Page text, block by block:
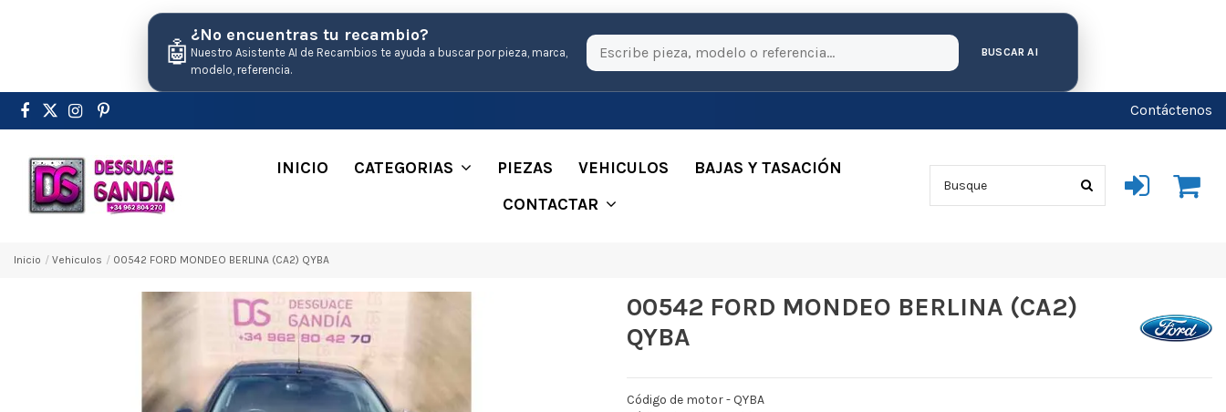
🤖
¿No encuentras tu recambio?
Nuestro Asistente AI de Recambios te ayuda a buscar por pieza, marca,
modelo, referencia.
BUSCAR AI
Contáctenos
INICIO CATEGORIAS PIEZAS VEHICULOS
BAJAS Y TASACIÓN
CONTACTAR
Inicio Vehiculos 00542 FORD MONDEO BERLINA (CA2) QYBA
00542 FORD MONDEO BERLINA (CA2)
QYBA
Código de motor - QYBA